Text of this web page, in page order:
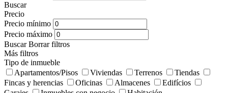
Buscar
Precio
Precio mínimo
Precio máximo
Buscar Borrar filtros
Más filtros
Tipo de inmueble
Apartamentos/Pisos
Viviendas Terrenos
Tiendas
Fincas y herencias
Oficinas Almacenes
Edifícios